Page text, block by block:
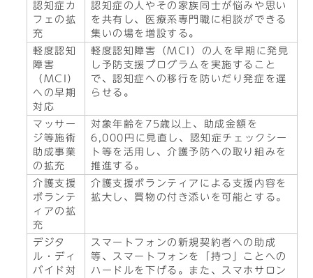
認知症カ
フェの拡
充
認知症の人やその家族同士が悩みや思い
を共有し、医療系専門職に相談ができる
集いの場を増設する。
軽度認知
障害
（MCI）
への早期
対応
軽度認知障害（MCI）の人を早期に発見
し予防支援プログラムを実施すること
で、認知症への移行を防いだり発症を遅
らせる。
マッサー
ジ等施術
助成事業
の拡充
対象年齢を75歳以上、助成金額を
6,000円に見直し、認知症チェックシー
ト等を活用し、介護予防への取り組みを
推進する。
介護支援
ボランテ
ィアの拡
充
介護支援ボランティアによる支援内容を
拡大し、買物の付き添いを可能とする。
デジタ
ル・ディ
バイド対
スマートフォンの新規契約者への助成
等、スマートフォンを「持つ」ことへの
ハードルを下げる。また、スマホサロン